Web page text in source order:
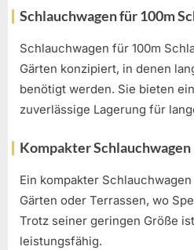
Schlauchwagen für 100m
Schlauchwagen für 100m
Gärten konzipiert, in denen
benötigt werden. Sie bieten
zuverlässige Lagerung für
Kompakter Schlauchwagen
Ein kompakter
Gärten oder Terrassen, wo
Trotz seiner geringen Größe
leistungsfähig.